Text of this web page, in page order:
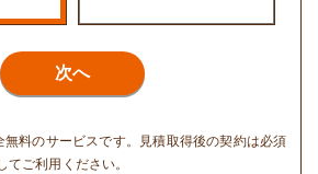
次へ
料のサービスです。見積取得後の契約は必須
ご利用ください。